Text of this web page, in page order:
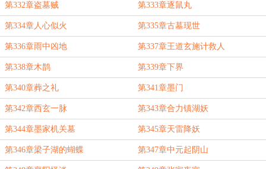
第332章盗墓贼 第333章逐鼠丸
第334章人心似火 第335章古墓现世
第336章雨中凶地 第337章王道玄施计救人
第338章木鹊 第339章下界
第340章葬之礼 第341章墨门
第342章西玄一脉 第343章合力镇湖妖
第344章墨家机关墓 第345章天雷降妖
第346章梁子湖的蝴蝶 第347章中元起阴山